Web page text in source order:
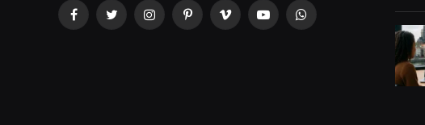
FacebookTwitterInstagramPinterestVimeo YouTubeWhatsApp